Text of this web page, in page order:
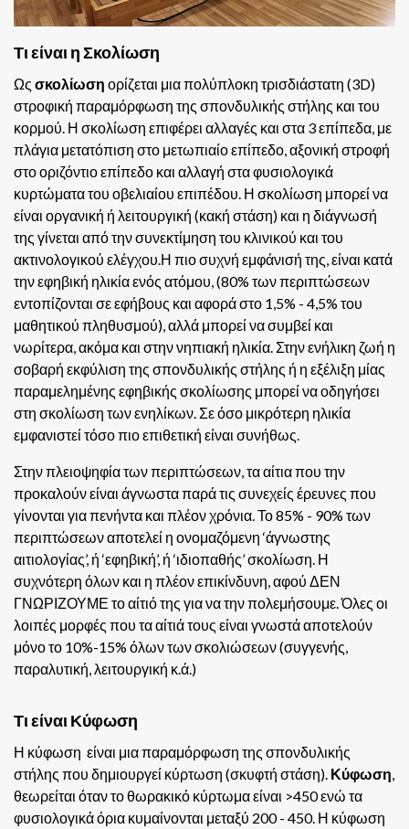
Τι είναι η Σκολίωση
Ως σκολίωση ορίζεται μια πολύπλοκη τρισδιάστατη (3D)
στροφική παραμόρφωση της σπονδυλικής στήλης και του
κορμού. Η σκολίωση επιφέρει αλλαγές και στα 3 επίπεδα, με
πλάγια μετατόπιση στο μετωπιαίο επίπεδο, αξονική στροφή
στο οριζόντιο επίπεδο και αλλαγή στα φυσιολογικά
κυρτώματα του οβελιαίου επιπέδου. Η σκολίωση μπορεί να
είναι οργανική ή λειτουργική (κακή στάση) και η διάγνωσή
της γίνεται από την συνεκτίμηση του κλινικού και του
ακτινολογικού ελέγχου.Η πιο συχνή εμφάνισή της, είναι κατά
την εφηβική ηλικία ενός ατόμου, (80% των περιπτώσεων
εντοπίζονται σε εφήβους και αφορά στο 1,5% - 4,5% του
μαθητικού πληθυσμού), αλλά μπορεί να συμβεί και
νωρίτερα, ακόμα και στην νηπιακή ηλικία. Στην ενήλικη ζωή η
σοβαρή εκφύλιση της σπονδυλικής στήλης ή η εξέλιξη μίας
παραμελημένης εφηβικής σκολίωσης μπορεί να οδηγήσει
στη σκολίωση των ενηλίκων. Σε όσο μικρότερη ηλικία
εμφανιστεί τόσο πιο επιθετική είναι συνήθως.
Στην πλειοψηφία των περιπτώσεων, τα αίτια που την
προκαλούν είναι άγνωστα παρά τις συνεχείς έρευνες που
γίνονται για πενήντα και πλέον χρόνια. Το 85% - 90% των
περιπτώσεων αποτελεί η ονομαζόμενη ‘άγνωστης
αιτιολογίας’, ή ‘εφηβική’, ή ‘ιδιοπαθής’ σκολίωση. Η
συχνότερη όλων και η πλέον επικίνδυνη, αφού ΔΕΝ
ΓΝΩΡΙΖΟΥΜΕ το αίτιό της για να την πολεμήσουμε. Όλες οι
λοιπές μορφές που τα αίτιά τους είναι γνωστά αποτελούν
μόνο το 10%-15% όλων των σκολιώσεων (συγγενής,
παραλυτική, λειτουργική κ.ά.)
Τι είναι Κύφωση
Η κύφωση είναι μια παραμόρφωση της σπονδυλικής
στήλης που δημιουργεί κύρτωση (σκυφτή στάση). Κύφωση,
θεωρείται όταν το θωρακικό κύρτωμα είναι >450 ενώ τα
φυσιολογικά όρια κυμαίνονται μεταξύ 200 - 450. Η κύφωση